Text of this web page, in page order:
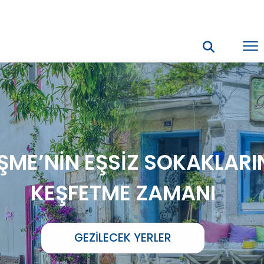
EŞSİZ
KEŞFETME ZAMANI
GEZILECEK YERLER